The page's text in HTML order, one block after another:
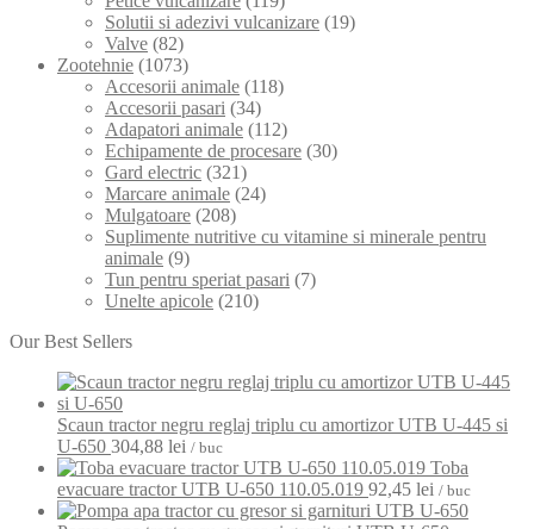
Solutii si adezivi vulcanizare (19)
Valve (82)
Zootehnie (1073)
Accesorii animale (118)
Accesorii pasari (34)
Adapatori animale (112)
Echipamente de procesare (30)
Gard electric (321)
Marcare animale (24)
Mulgatoare (208)
Suplimente nutritive cu vitamine si minerale pentru
animale (9)
Tun pentru speriat pasari (7)
Unelte apicole (210)
Our Best Sellers
Scaun tractor negru reglaj triplu cu amortizor UTB U-445 si
U-650 304,88 lei / buc
Toba
evacuare tractor UTB U-650 110.05.019 92,45 lei / buc